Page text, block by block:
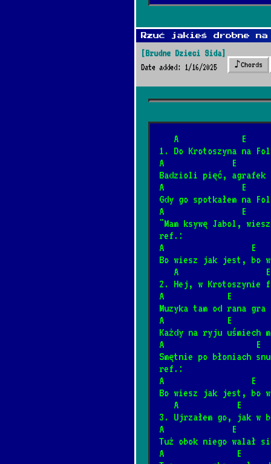
3/12/2025[Dżem]📺
* Dzieci
12/4/2024 [Elektryczne
* Była sobie żabka
Never Going
[Fleetwood Mac]
Somewhere over
8/2/2026[Israel
* Mury
[Jacek
Śnił mi się
2/4/2025 [Janusz
* Płonie ognisko
[Kapela
* Ballada o Janku
[Kazik]
Rzuć jakieś drobne na
[Brudne Dzieci Sida]
Date added: 1/16/2025 ♪Chords
A             E
1. Do Krotoszyna na
A              E
Badzioli pięć, agrafek
A                E
Gdy go spotkałem na
A                E
"Mam ksywę Jabol,
ref.:
A                  E
Bo wiesz jak jest, bo
A
2. Hej, w Krotoszynie
A             E
Muzyka tam od rana
A             E
Każdy na ryju uśmiech
A                   E
Smętnie po błoniach
ref.:
A                  E
Bo wiesz jak jest, bo
A            E
3. Ujrzałem go, jak w
A              E
Tuż obok niego walał
A               E